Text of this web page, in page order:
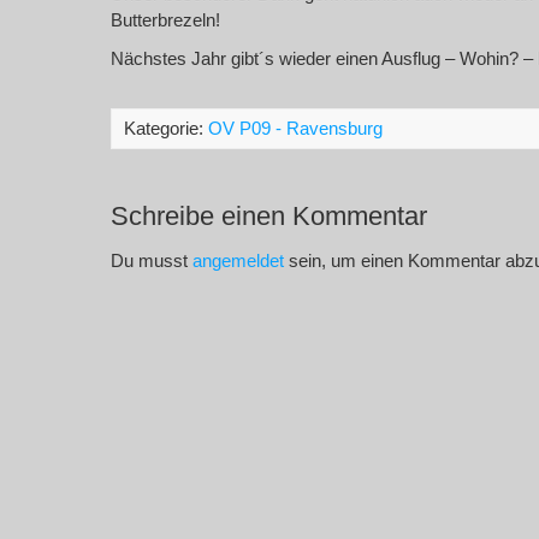
Butterbrezeln!
Nächstes Jahr gibt´s wieder einen Ausflug – Wohin?
Kategorie: OV P09 - Ravensburg
Schreibe einen Kommentar
Du musst angemeldet sein, um einen Kommentar